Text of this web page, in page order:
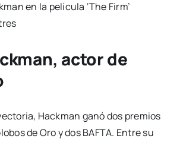
en la película ‘The Firm’
actor de
Hackman ganó dos premios
de Oro y dos BAFTA. Entre su